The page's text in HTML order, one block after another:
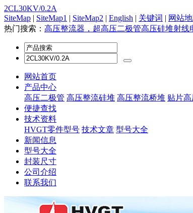
2CL30KV/0.2A
SiteMap | SiteMap1 | SiteMap2 | English | 关键词 | 网站
热门搜索： 高压整流器，超高压二极管高压硅堆射线
网站首页
产品中心
高压二极管 高压整流硅堆 高压整流桥堆 贴片
便捷查找
技术资料
HVGT零件型号 技术文章 型号大全
新闻信息
型号大全
封装尺寸
公司介绍
联系我们